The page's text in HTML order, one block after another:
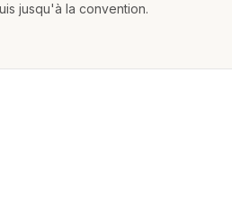
jusqu'à la convention.